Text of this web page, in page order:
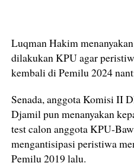
Luqman Hakim
dilakukan KPU agar
kembali di Pemilu 2024
Senada, anggota Komisi II
Djamil pun menanyakan
test calon anggota KPU-
mengantisipasi peristiwa
Pemilu 2019 lalu.